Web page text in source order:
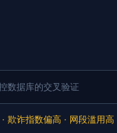
数据库的交叉验证
欺诈指数偏高 · 网段滥用高